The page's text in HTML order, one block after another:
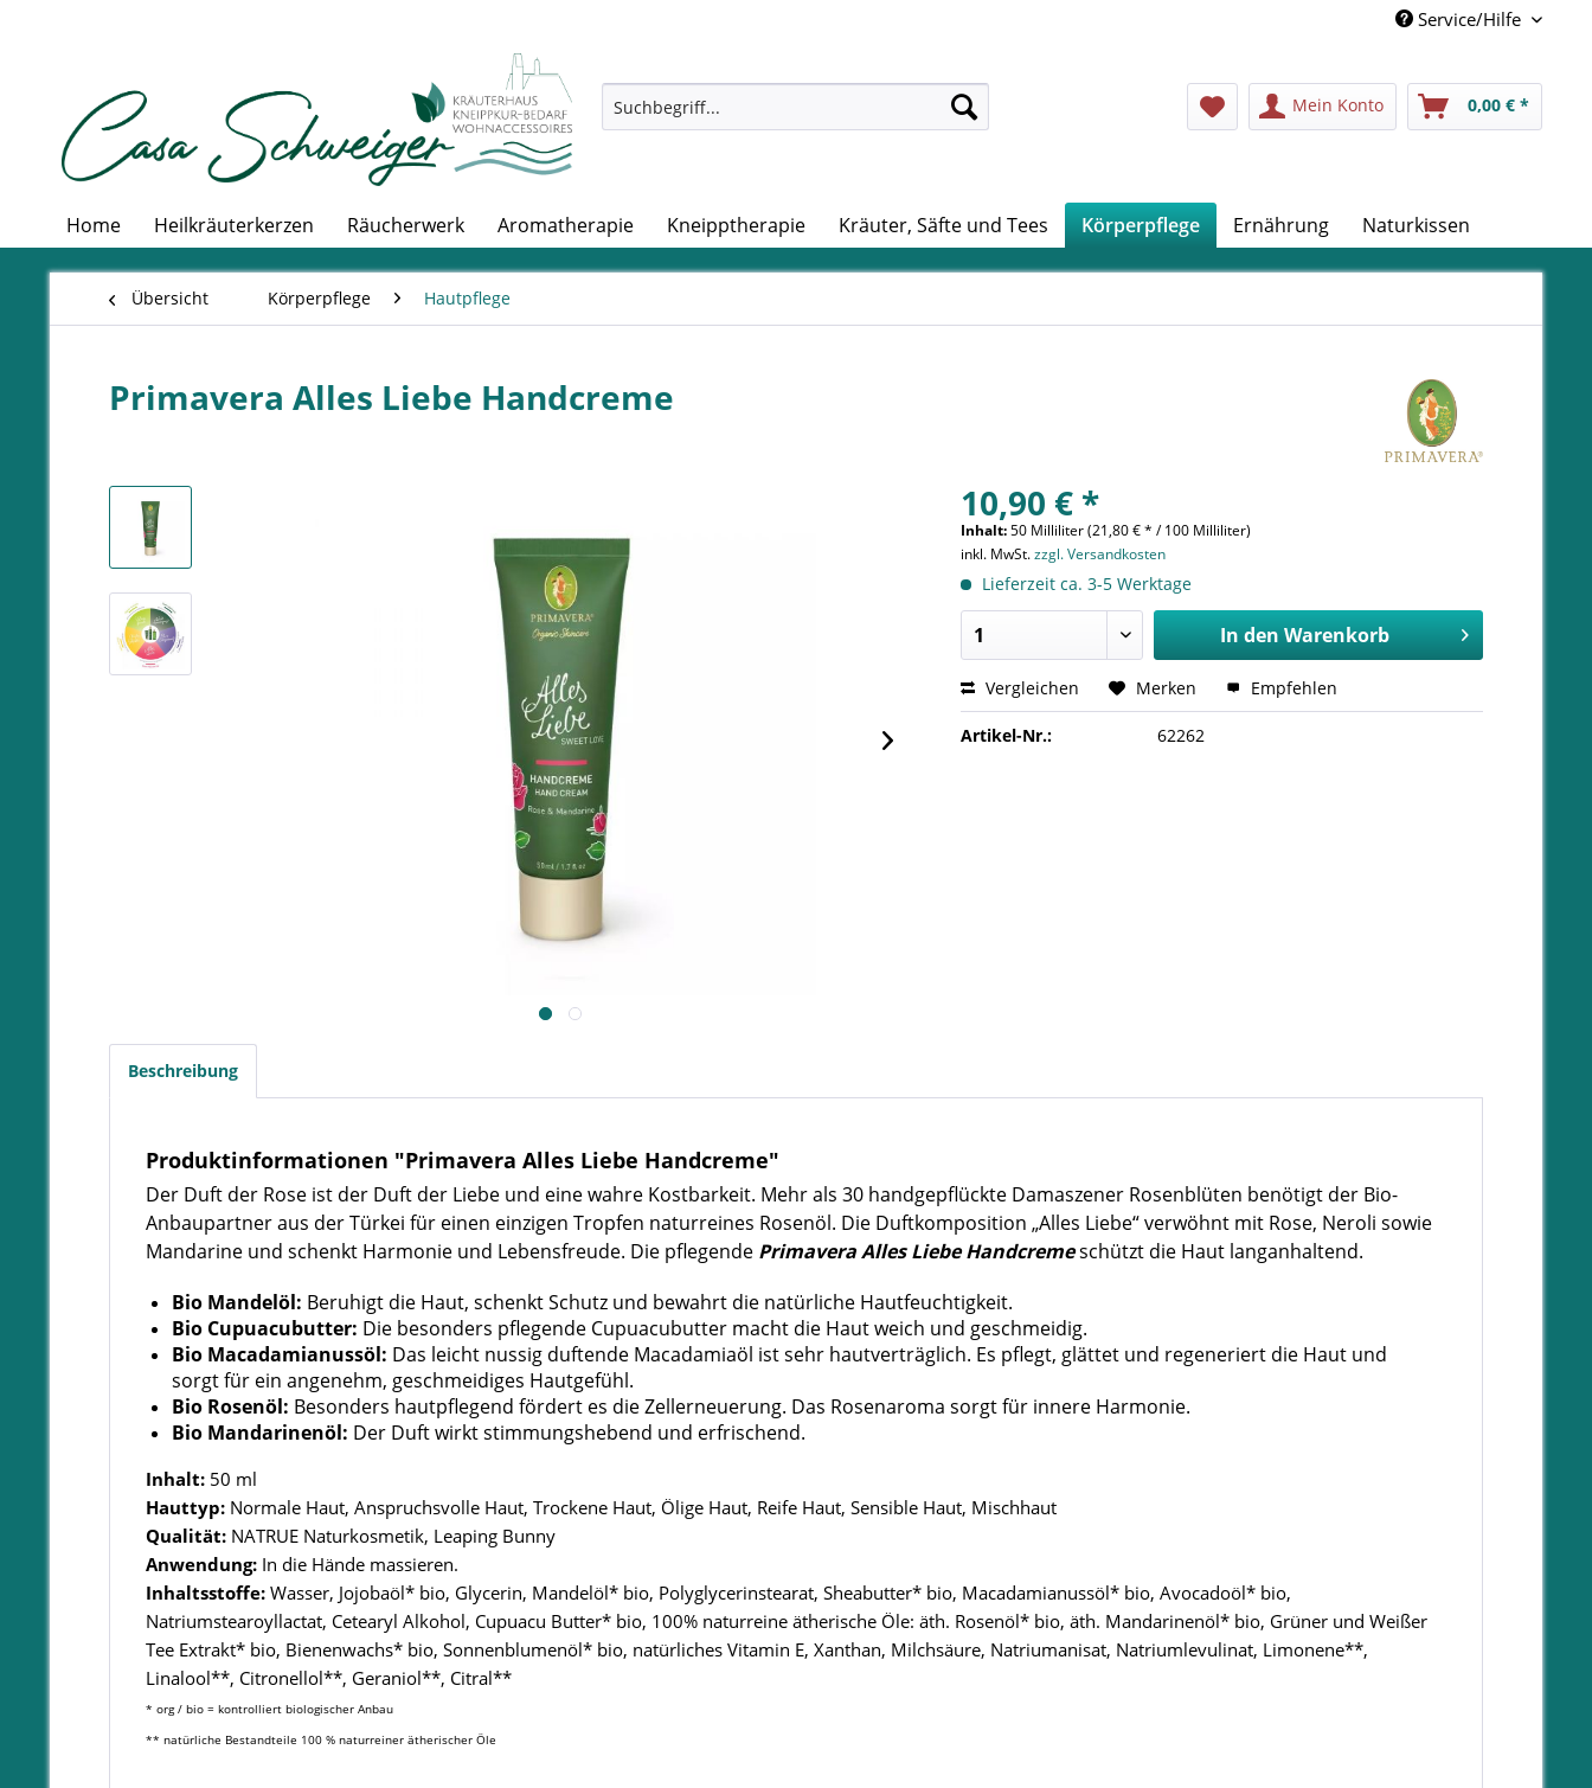
Service/Hilfe
Mein Konto 0,00 € *
Home Heilkräuterkerzen Räucherwerk Aromatherapie Kneipptherapie Kräuter, Säfte und Tees Körperpflege Ernährung Naturkissen
Übersicht Körperpflege Hautpflege
Primavera Alles Liebe Handcreme
10,90 € *
Inhalt:50 Milliliter (21,80 € * / 100 Milliliter)
inkl. MwSt.zzgl. Versandkosten
Lieferzeit ca. 3-5 Werktage
In den Warenkorb
Vergleichen Merken Empfehlen
Artikel-Nr.: 62262
Beschreibung
Produktinformationen "Primavera Alles Liebe Handcreme"
Der Duft der Rose ist der Duft der Liebe und eine wahre Kostbarkeit. Mehr als 30 handgepflückte Damaszener Rosenblüten benötigt der Bio-
Anbaupartner aus der Türkei für einen einzigen Tropfen naturreines Rosenöl. Die Duftkomposition „Alles Liebe“ verwöhnt mit Rose, Neroli sowie
Mandarine und schenkt Harmonie und Lebensfreude. Die pflegende Primavera Alles Liebe Handcremeschützt die Haut langanhaltend.
Bio Mandelöl: Beruhigt die Haut, schenkt Schutz und bewahrt die natürliche Hautfeuchtigkeit.
Bio Cupuacubutter: Die besonders pflegende Cupuacubutter macht die Haut weich und geschmeidig.
Bio Macadamianussöl: Das leicht nussig duftende Macadamiaöl ist sehr hautverträglich. Es pflegt, glättet und regeneriert die Haut und
sorgt für ein angenehm, geschmeidiges Hautgefühl.
Bio Rosenöl: Besonders hautpflegend fördert es die Zellerneuerung. Das Rosenaroma sorgt für innere Harmonie.
Bio Mandarinenöl: Der Duft wirkt stimmungshebend und erfrischend.
Inhalt: 50 ml
Hauttyp: Normale Haut, Anspruchsvolle Haut, Trockene Haut, Ölige Haut, Reife Haut, Sensible Haut, Mischhaut
Qualität: NATRUE Naturkosmetik, Leaping Bunny
Anwendung: In die Hände massieren.
Inhaltsstoffe: Wasser, Jojobaöl* bio, Glycerin, Mandelöl* bio, Polyglycerinstearat, Sheabutter* bio, Macadamianussöl* bio, Avocadoöl* bio,
Natriumstearoyllactat, Cetearyl Alkohol, Cupuacu Butter* bio, 100% naturreine ätherische Öle: äth. Rosenöl* bio, äth. Mandarinenöl* bio, Grüner und Weißer
Tee Extrakt* bio, Bienenwachs* bio, Sonnenblumenöl* bio, natürliches Vitamin E, Xanthan, Milchsäure, Natriumanisat, Natriumlevulinat, Limonene**,
Linalool**, Citronellol**, Geraniol**, Citral**
* org / bio = kontrolliert biologischer Anbau
** natürliche Bestandteile 100 % naturreiner ätherischer Öle